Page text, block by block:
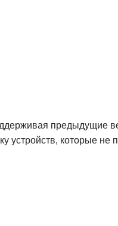
предыдущие
устройств, которые не